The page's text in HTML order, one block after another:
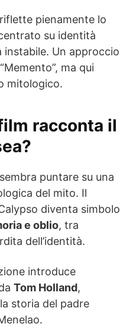
pienamente lo
su identità
Un approccio
ma qui
mitologico.
racconta il
puntare su una
del mito. Il
diventa simbolo
e oblio, tra
dell’identità.
introduce
Tom Holland,
storia del padre